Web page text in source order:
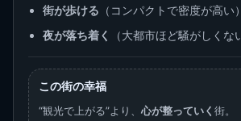
街が歩ける （コンパクトで密度が高い）
夜が落ち着く
（大都市ほど騒がしくな
この街の幸福
“観光で上がる”より、 心が整っていく 街。